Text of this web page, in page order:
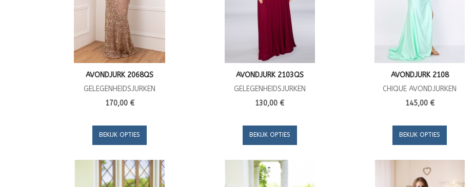
AVONDJURK 2068QS
GELEGENHEIDSJURKEN
170,00 €
BEKIJK OPTIES
AVONDJURK 2103QS
GELEGENHEIDSJURKEN
130,00 €
BEKIJK OPTIES
AVONDJURK 2108
CHIQUE AVONDJURKEN
145,00 €
BEKIJK OPTIES